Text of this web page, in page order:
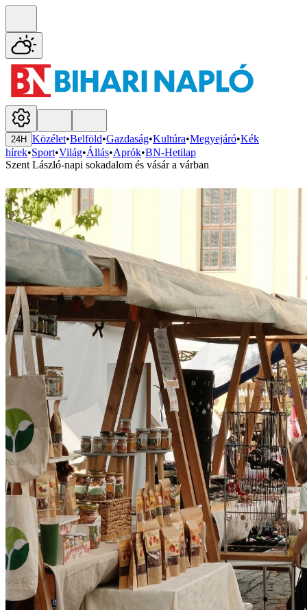
24H Közélet•Belföld•Gazdaság•Kultúra•Megyejáró•Kék
hírek•Sport•Világ•Állás•Aprók•BN-Hetilap
Szent László-napi sokadalom és vásár a várban